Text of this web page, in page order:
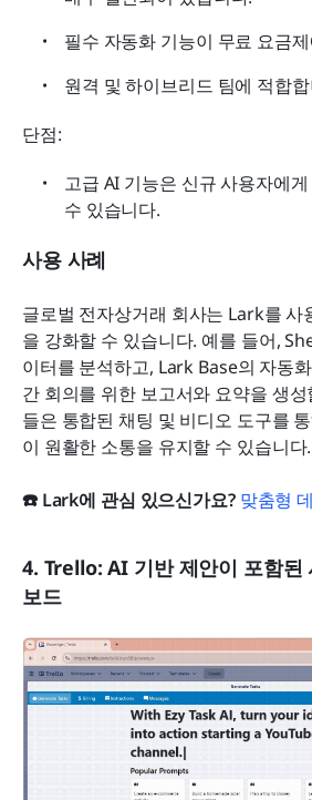
필수 자동화 기능이 무료 요금
원격 및 하이브리드 팀에 적합
단점:
고급 AI 기능은 신규 사용자에
수 있습니다.
사용 사례
글로벌 전자상거래 회사는 Lark를 사
을 강화할 수 있습니다. 예를 들어,
이터를 분석하고, Lark Base의 자동
간 회의를 위한 보고서와 요약을 생
들은 통합된 채팅 및 비디오 도구를
이 원활한 소통을 유지할 수 있습니다.
☎️ Lark에 관심 있으신가요? 맞춤형
4. Trello: AI 기반 제안이 포함된
보드